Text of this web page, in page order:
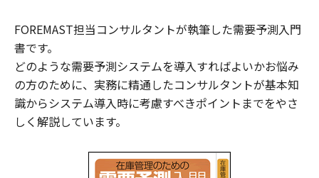
FOREMAST担当コンサルタントが執筆した需要予測入門
書です。
どのような需要予測システムを導入すればよいかお悩み
の方のために、実務に精通したコンサルタントが基本知
識からシステム導入時に考慮すべきポイントまでをやさ
しく解説しています。